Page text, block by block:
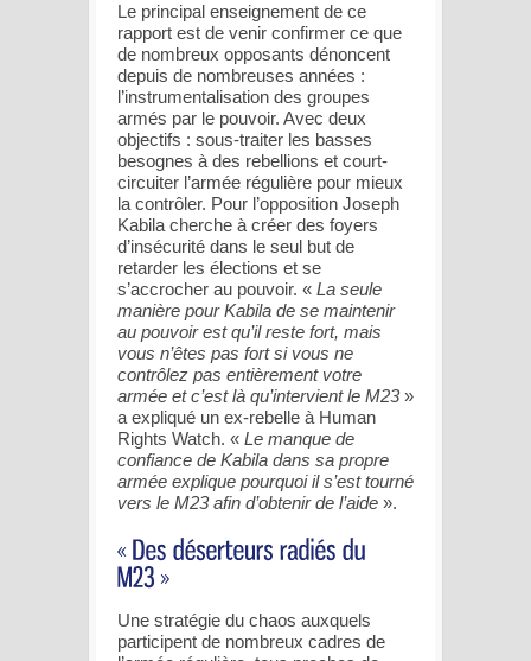
Le principal enseignement de ce
rapport est de venir confirmer ce que
de nombreux opposants dénoncent
depuis de nombreuses années :
l’instrumentalisation des groupes
armés par le pouvoir. Avec deux
objectifs : sous-traiter les basses
besognes à des rebellions et court-
circuiter l’armée régulière pour mieux
la contrôler. Pour l’opposition Joseph
Kabila cherche à créer des foyers
d’insécurité dans le seul but de
retarder les élections et se
s’accrocher au pouvoir. « La seule
manière pour Kabila de se maintenir
au pouvoir est qu’il reste fort, mais
vous n’êtes pas fort si vous ne
contrôlez pas entièrement votre
armée et c’est là qu’intervient le M23»
a expliqué un ex-rebelle à Human
Rights Watch. « Le manque de
confiance de Kabila dans sa propre
armée explique pourquoi il s’est tourné
vers le M23 afin d’obtenir de l’aide ».
Une stratégie du chaos auxquels
participent de nombreux cadres de